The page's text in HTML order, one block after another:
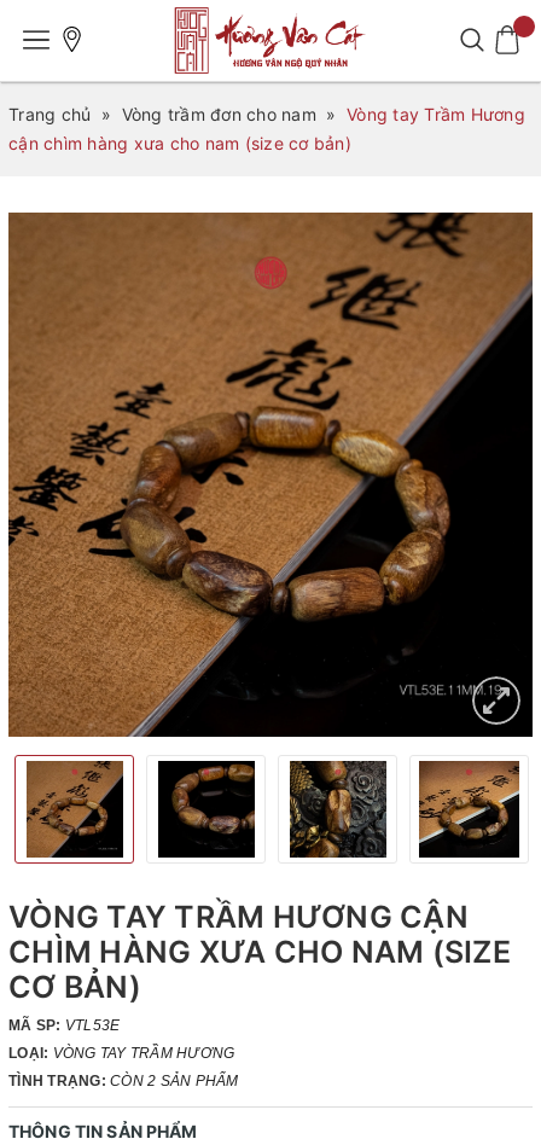
Trang chủ » Vòng trầm đơn cho nam » Vòng tay Trầm Hương
cận chìm hàng xưa cho nam (size cơ bản)
VÒNG TAY TRẦM HƯƠNG CẬN
CHÌM HÀNG XƯA CHO NAM (SIZE
CƠ BẢN)
MÃ SP: VTL53E
LOẠI: VÒNG TAY TRẦM HƯƠNG
TÌNH TRẠNG: CÒN 2 SẢN PHẨM
THÔNG TIN SẢN PHẨM